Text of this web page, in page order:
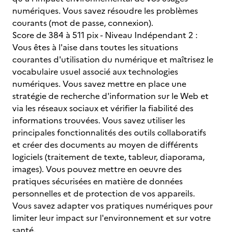
numériques. Vous savez résoudre les problèmes
courants (mot de passe, connexion).
Score de 384 à 511 pix - Niveau Indépendant 2 :
Vous êtes à l'aise dans toutes les situations
courantes d'utilisation du numérique et maîtrisez le
vocabulaire usuel associé aux technologies
numériques. Vous savez mettre en place une
stratégie de recherche d'information sur le Web et
via les réseaux sociaux et vérifier la fiabilité des
informations trouvées. Vous savez utiliser les
principales fonctionnalités des outils collaboratifs
et créer des documents au moyen de différents
logiciels (traitement de texte, tableur, diaporama,
images). Vous pouvez mettre en oeuvre des
pratiques sécurisées en matière de données
personnelles et de protection de vos appareils.
Vous savez adapter vos pratiques numériques pour
limiter leur impact sur l'environnement et sur votre